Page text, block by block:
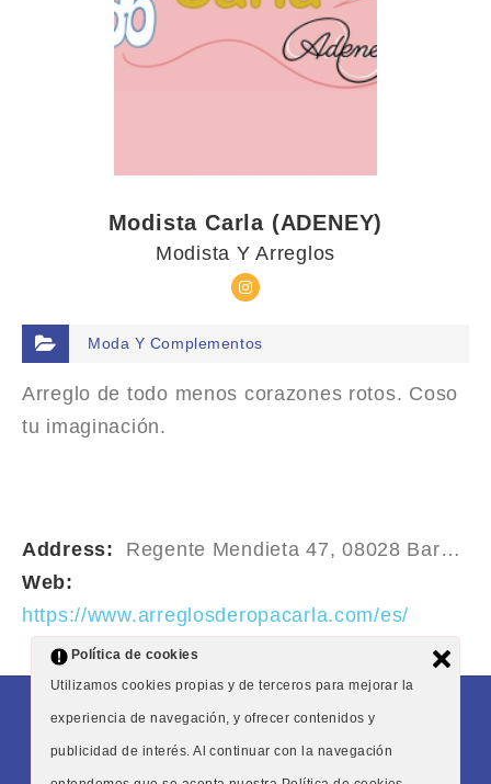
Modista Carla (ADENEY)
Modista Y Arreglos
Moda Y Complementos
Arreglo de todo menos corazones rotos. Coso
tu imaginación.
Address:
Regente Mendieta 47, 08028 Barcelona
Web:
https://www.arreglosderopacarla.com/es/
Condiciones generales Aviso legal
Política de cookies
Utilizamos cookies propias y de terceros para mejorar la
experiencia de navegación, y ofrecer contenidos y
publicidad de interés. Al continuar con la navegación